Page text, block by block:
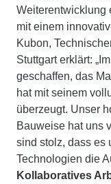
Weiterentwicklung
mit einem
Kubon,
Stuttgart erklärt:
geschaffen, das
hat mit seinem
überzeugt. Unser
Bauweise hat uns
sind stolz, dass es
Technologien die
Kollaboratives